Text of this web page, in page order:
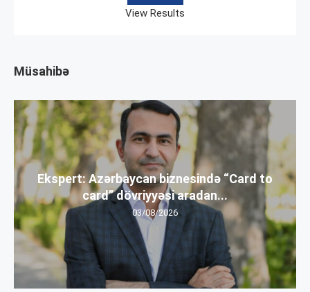
View Results
Müsahibə
Ekspert: Azərbaycan biznesində “Card to
card” dövriyyəsi aradan...
03/08/2026